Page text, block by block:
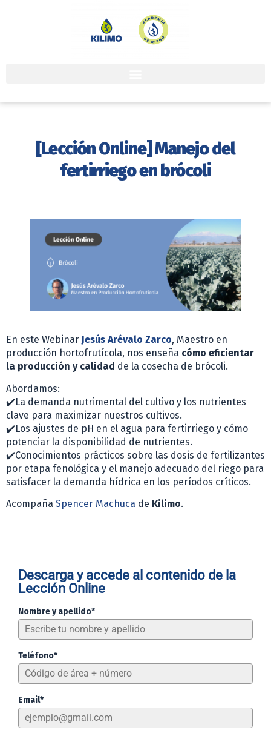
[Lección Online] Manejo del
fertirriego en brócoli
En este Webinar Jesús Arévalo Zarco, Maestro en
producción hortofrutícola, nos enseña cómo eficientar
la producción y calidad de la cosecha de brócoli.
Abordamos:
✔️La demanda nutrimental del cultivo y los nutrientes
clave para maximizar nuestros cultivos.
✔️Los ajustes de pH en el agua para fertirriego y cómo
potenciar la disponibilidad de nutrientes.
✔️Conocimientos prácticos sobre las dosis de fertilizantes
por etapa fenológica y el manejo adecuado del riego para
satisfacer la demanda hídrica en los períodos críticos.
Acompaña Spencer Machuca de Kilimo.
Descarga y accede al contenido de la
Lección Online
Nombre y apellido*
Teléfono*
Email*